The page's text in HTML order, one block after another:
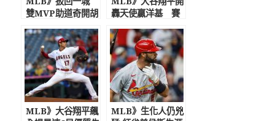
雙MVP助道奇開胡
轟天使贏洋基 賽
禮貌
MLB》大谷翔平飆
MLB》生化人仍兇